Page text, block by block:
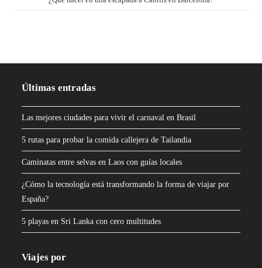
Últimas entradas
Las mejores ciudades para vivir el carnaval en Brasil
5 rutas para probar la comida callejera de Tailandia
Caminatas entre selvas en Laos con guías locales
¿Cómo la tecnología está transformando la forma de viajar por
España?
5 playas en Sri Lanka con cero multitudes
Viajes por